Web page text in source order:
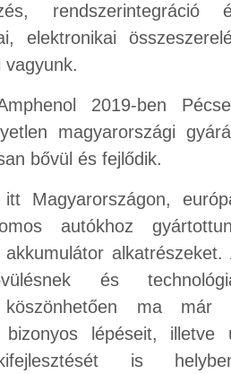
rendszerintegráció
elektronikai
vagyunk.
2019-ben
magyarországi
bővül és fejlődik.
Magyarországon,
autókhoz
alkatrészeket.
és
köszönhetően ma már
bizonyos lépéseit, illetve
is